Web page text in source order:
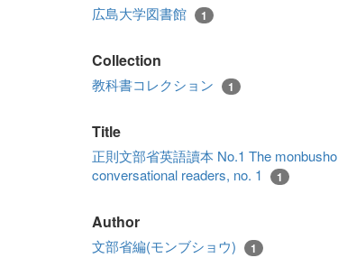
広島大学図書館 1
Collection
教科書コレクション 1
Title
正則文部省英語讀本 No.1 The monbusho
conversational readers, no. 1
1
Author
文部省編(モンブショウ) 1